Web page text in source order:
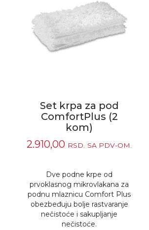
Set krpa za pod
ComfortPlus (2
kom)
2.910,00 RSD. SA PDV-OM.
Dve podne krpe od
prvoklasnog mikrovlakana za
podnu mlaznicu Comfort Plus
obezbeđuju bolje rastvaranje
nečistoće i sakupljanje
nečistoće.